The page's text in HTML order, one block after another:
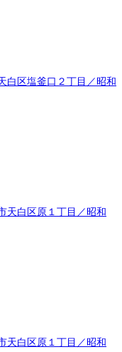
白区塩釜口２丁目／昭和
天白区原１丁目／昭和
天白区原１丁目／昭和